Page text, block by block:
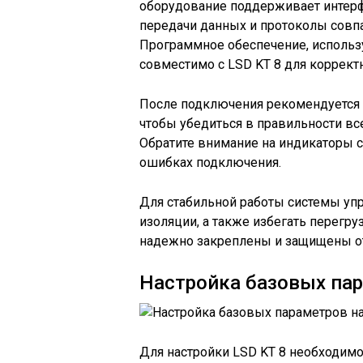
оборудование поддерживает
передачи данных и протоколы
Программное обеспечение,
совместимо с LSD KT 8 для
После подключения
чтобы убедиться в правильности
Обратите внимание на индикаторы
ошибках подключения.
Для стабильной работы системы
изоляции, а также избегать
надежно закреплены и защищены
Настройка базовых
Для настройки LSD KT 8